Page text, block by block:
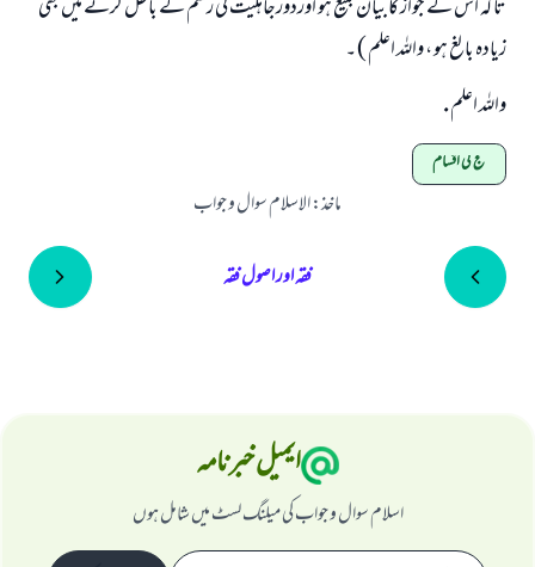
تا کہ اس کے جواز کا بیان بلیغ ہو اوردورجاہلیت کی رسم کے باطل کرنے میں بھی
زيادہ بالغ ہو ، واللہ اعلم ) ۔
واللہ اعلم .
حج کی اقسام
ماخذ:الاسلام سوال و جواب
فقہ اور اصول فقہ
ایمیل خبرنامہ
اسلام سوال و جواب کی میلنگ لسٹ میں شامل ہوں